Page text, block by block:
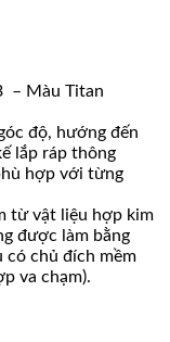
– Màu Titan
độ, hướng đến
lắp ráp thông
hợp với từng
từ vật liệu hợp kim
được làm bằng
có chủ đích mềm
va chạm).